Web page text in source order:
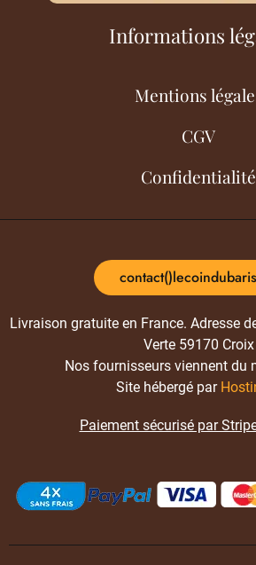
Informations
Mentions
CGV
Confidentialité
Livraison gratuite en France. Adresse
Verte 59170 Croix
Nos fournisseurs viennent du
Site hébergé par
Paiement sécurisé par